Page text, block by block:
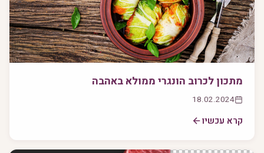
מתכון לכרוב הונגרי ממולא באהבה
18.02.2024
קרא עכשיו